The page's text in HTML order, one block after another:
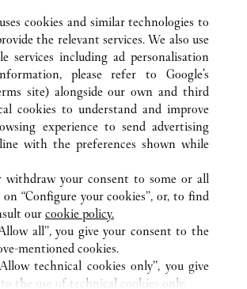
DE CARTIER ITALIA
CALLE SAN MOISÈ 1474/1475 S. MARCO
CLIENTE
cookies and similar technologies to
the relevant services. We also use
services including ad personalisation
please refer to Google's
site) alongside our own and third
cookies to understand and improve
experience to send advertising
with the preferences shown while
withdraw your consent to some or all
“Configure your cookies”, or, to find
our cookie policy.
all”, you give your consent to the
mentioned cookies.
technical cookies only”, you give
the use of technical cookies only.